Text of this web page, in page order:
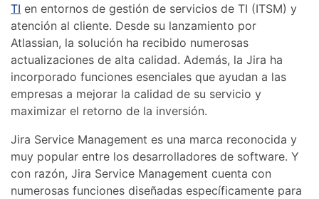
TI en entornos de gestión de servicios de TI (ITSM) y
atención al cliente. Desde su lanzamiento por
Atlassian, la solución ha recibido numerosas
actualizaciones de alta calidad. Además, la Jira ha
incorporado funciones esenciales que ayudan a las
empresas a mejorar la calidad de su servicio y
maximizar el retorno de la inversión.
Jira Service Management es una marca reconocida y
muy popular entre los desarrolladores de software. Y
con razón, Jira Service Management cuenta con
numerosas funciones diseñadas específicamente para